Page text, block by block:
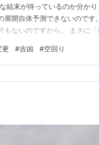
結末が待っているのか分か
展開自体予測できないので
もないのですから。 まさに
うです。 声を掛けてくれた
っぱいトライしてみます。
更 #吉凶 #空回り